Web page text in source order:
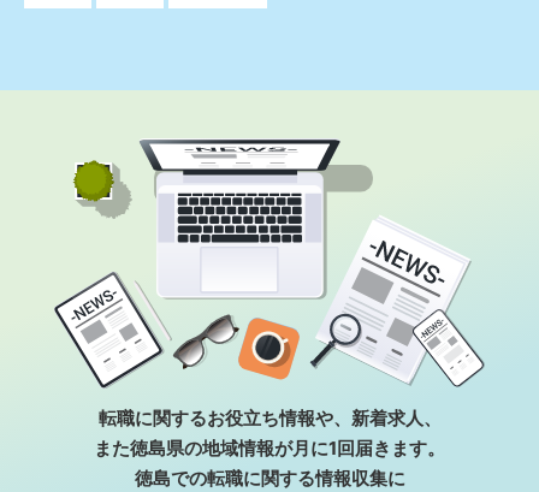
転職に関するお役⽴ち情報や、新着求⼈、
また徳島県の地域情報が⽉に1回届きます。
徳島での転職に関する情報収集に